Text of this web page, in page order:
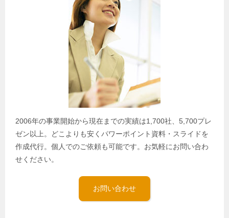
2006年の事業開始から現在までの実績は1,700社、5,700プレ
ゼン以上。どこよりも安くパワーポイント資料・スライドを
作成代行。個人でのご依頼も可能です。お気軽にお問い合わ
せください。
お問い合わせ